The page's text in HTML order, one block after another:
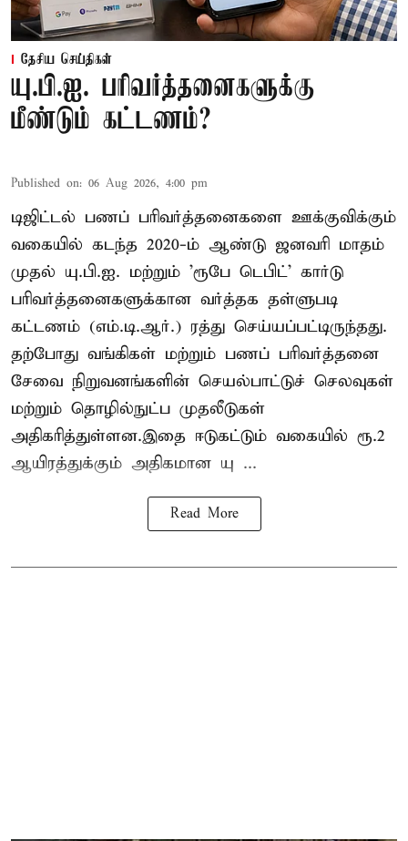
தேசிய செய்திகள்
யு.பி.ஐ. பரிவர்த்தனைகளுக்கு
மீண்டும் கட்டணம்?
Published on: 06 Aug 2026, 4:00 pm
டிஜிட்டல் பணப் பரிவர்த்தனைகளை ஊக்குவிக்கும்
வகையில் கடந்த 2020-ம் ஆண்டு ஜனவரி மாதம்
முதல் யு.பி.ஐ. மற்றும் 'ரூபே டெபிட்' கார்டு
பரிவர்த்தனைகளுக்கான வர்த்தக தள்ளுபடி
கட்டணம் (எம்.டி.ஆர்.) ரத்து செய்யப்பட்டிருந்தது.
தற்போது வங்கிகள் மற்றும் பணப் பரிவர்த்தனை
சேவை நிறுவனங்களின் செயல்பாட்டுச் செலவுகள்
மற்றும் தொழில்நுட்ப முதலீடுகள்
அதிகரித்துள்ளன.இதை ஈடுகட்டும் வகையில் ரூ.2
ஆயிரத்துக்கும் அதிகமான யு ...
Read More